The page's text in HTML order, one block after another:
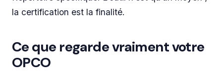
la certification est la finalité.
Ce que regarde vraiment votre
OPCO